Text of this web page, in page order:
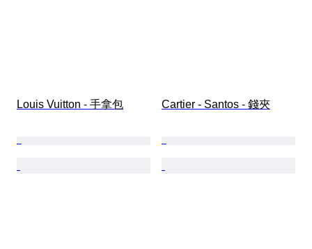
Louis Vuitton - 手拿包 Cartier - Santos - 錢夾